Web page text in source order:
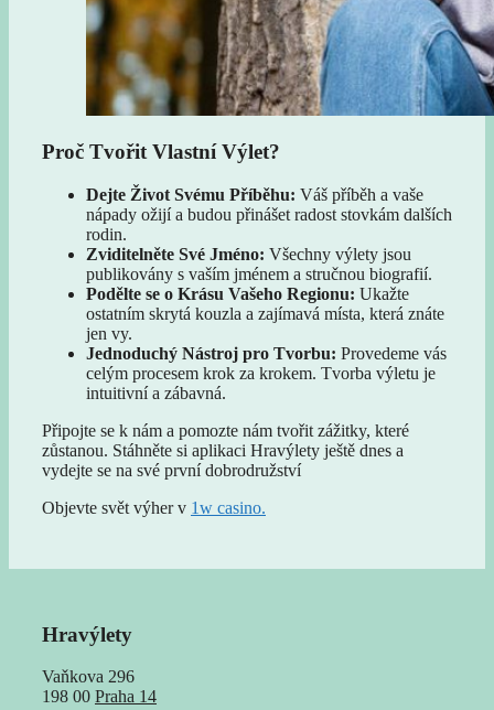
Proč Tvořit Vlastní Výlet?
Dejte Život Svému Příběhu: Váš příběh a vaše
nápady ožijí a budou přinášet radost stovkám dalších
rodin.
Zviditelněte Své Jméno: Všechny výlety jsou
publikovány s vaším jménem a stručnou biografií.
Podělte se o Krásu Vašeho Regionu: Ukažte
ostatním skrytá kouzla a zajímavá místa, která znáte
jen vy.
Jednoduchý Nástroj pro Tvorbu: Provedeme vás
celým procesem krok za krokem. Tvorba výletu je
intuitivní a zábavná.
Připojte se k nám a pomozte nám tvořit zážitky, které
zůstanou. Stáhněte si aplikaci Hravýlety ještě dnes a
vydejte se na své první dobrodružství
Objevte svět výher v 1w casino.
Hravýlety
Vaňkova 296
198 00 Praha 14